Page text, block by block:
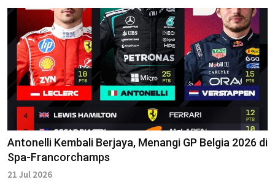
Antonelli Kembali Berjaya, Menangi GP Belgia 2026 di
Spa-Francorchamps
21 Jul 2026